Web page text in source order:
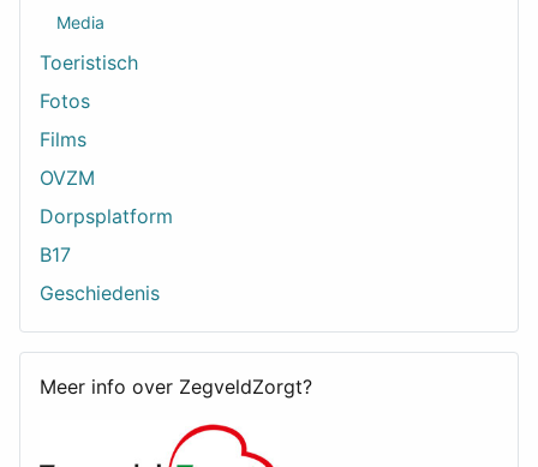
Media
Toeristisch
Fotos
Films
OVZM
Dorpsplatform
B17
Geschiedenis
Meer info over ZegveldZorgt?